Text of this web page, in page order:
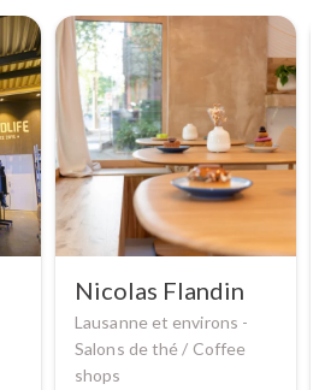
Nicolas Flandin
Lausanne et environs -
Salons de thé / Coffee
shops